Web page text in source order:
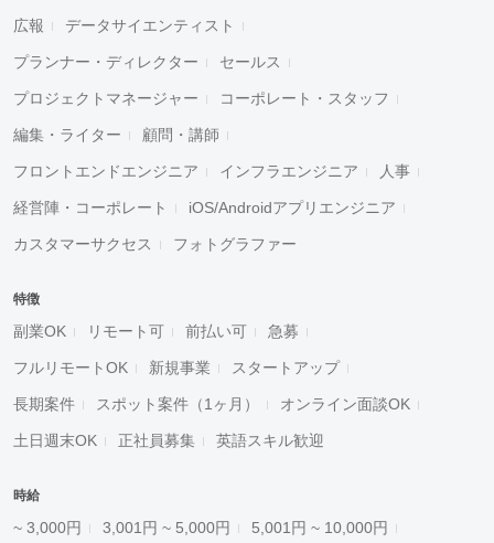
広報 データサイエンティスト
プランナー・ディレクター セールス
プロジェクトマネージャー コーポレート・スタッフ
編集・ライター 顧問・講師
フロントエンドエンジニア インフラエンジニア 人事
経営陣・コーポレート iOS/Androidアプリエンジニア
カスタマーサクセス フォトグラファー
特徴
副業OK リモート可 前払い可 急募
フルリモートOK 新規事業 スタートアップ
長期案件 スポット案件（1ヶ月） オンライン面談OK
土日週末OK 正社員募集 英語スキル歓迎
時給
~ 3,000円 3,001円 ~ 5,000円 5,001円 ~ 10,000円